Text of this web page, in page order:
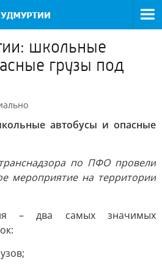
школьные
грузы под
автобусы и опасные
по ПФО провели
мероприятие на территории
– два самых значимых